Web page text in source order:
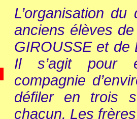
L’organisation
anciens élèves
GIROUSSE et de
Il s’agit pour
compagnie
défiler en trois
chacun. Les